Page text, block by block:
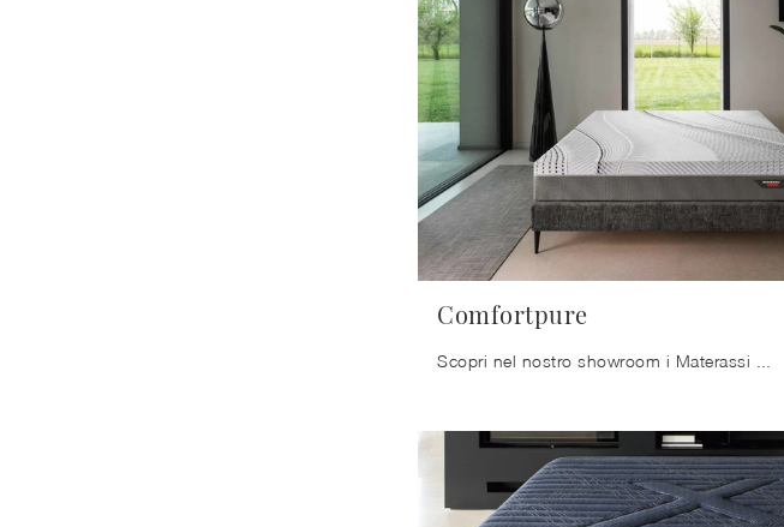
Comfortpure